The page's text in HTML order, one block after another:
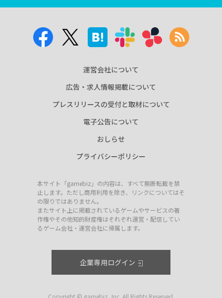
運営会社について
広告・求人情報掲載について
プレスリリースの受付と取材について
電子公告について
おしらせ
プライバシーポリシー
本サイト「gamebiz」の内容は、すべて無断転載を禁
止します。ただし商用利用を除き、リンクについてはそ
の限りではありません。
またサイト上に掲載されているゲームやサービスの著
作権やその他知的財産権はそれぞれ運営・配信してい
るゲーム会社・運営会社に帰属します。
企業専用ログイン
Copyright © gamebiz, Inc. All Rights Reserved.